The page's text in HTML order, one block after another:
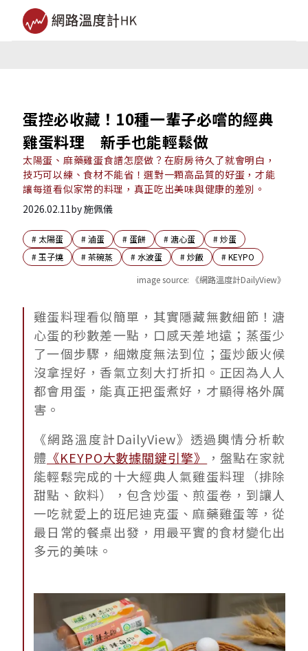
蛋控必收藏！10種一輩子必嚐的經典
雞蛋料理 新手也能輕鬆做
太陽蛋、麻藥雞蛋食譜怎麼做？在廚房待久了就會明白，
技巧可以練、食材不能省！選對一顆高品質的好蛋，才能
讓每道看似家常的料理，真正吃出美味與健康的差別。
2026.02.11by施佩儀
# 太陽蛋 #滷蛋 # 蛋餅 #溏心蛋 #炒蛋
#玉子燒 #茶碗蒸 # 水波蛋 #炒飯 #KEYPO
image source: 《網路溫度計DailyView》
雞蛋料理看似簡單，其實隱藏無數細節！溏
心蛋的秒數差一點，口感天差地遠；蒸蛋少
了一個步驟，細嫩度無法到位；蛋炒飯火候
沒拿捏好，香氣立刻大打折扣。正因為人人
都會用蛋，能真正把蛋煮好，才顯得格外厲
害。
《網路溫度計DailyView》透過輿情分析軟
體 《KEYPO大數據關鍵引擎》
，盤點在家就
能輕鬆完成的十大經典人氣雞蛋料理（排除
甜點、飲料），包含炒蛋、煎蛋卷，到讓人
一吃就愛上的班尼迪克蛋、麻藥雞蛋等，從
最日常的餐桌出發，用最平實的食材變化出
多元的美味。